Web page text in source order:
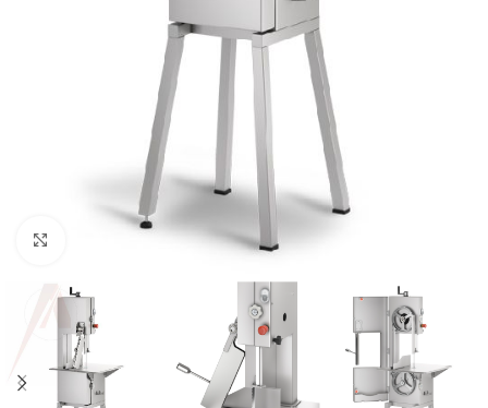
Κλίκ για μεγέθυνση